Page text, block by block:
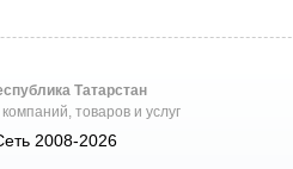
Татарстан
товаров и услуг
2008-2026